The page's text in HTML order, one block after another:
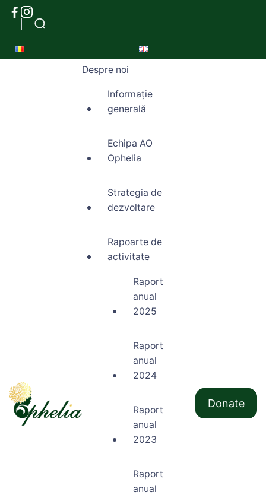
Despre noi
Informație
generală
Echipa AO
Ophelia
Strategia de
dezvoltare
Rapoarte de
activitate
Raport
anual
2025
Raport
anual
2024
Raport
anual
2023
Raport
anual
Donate